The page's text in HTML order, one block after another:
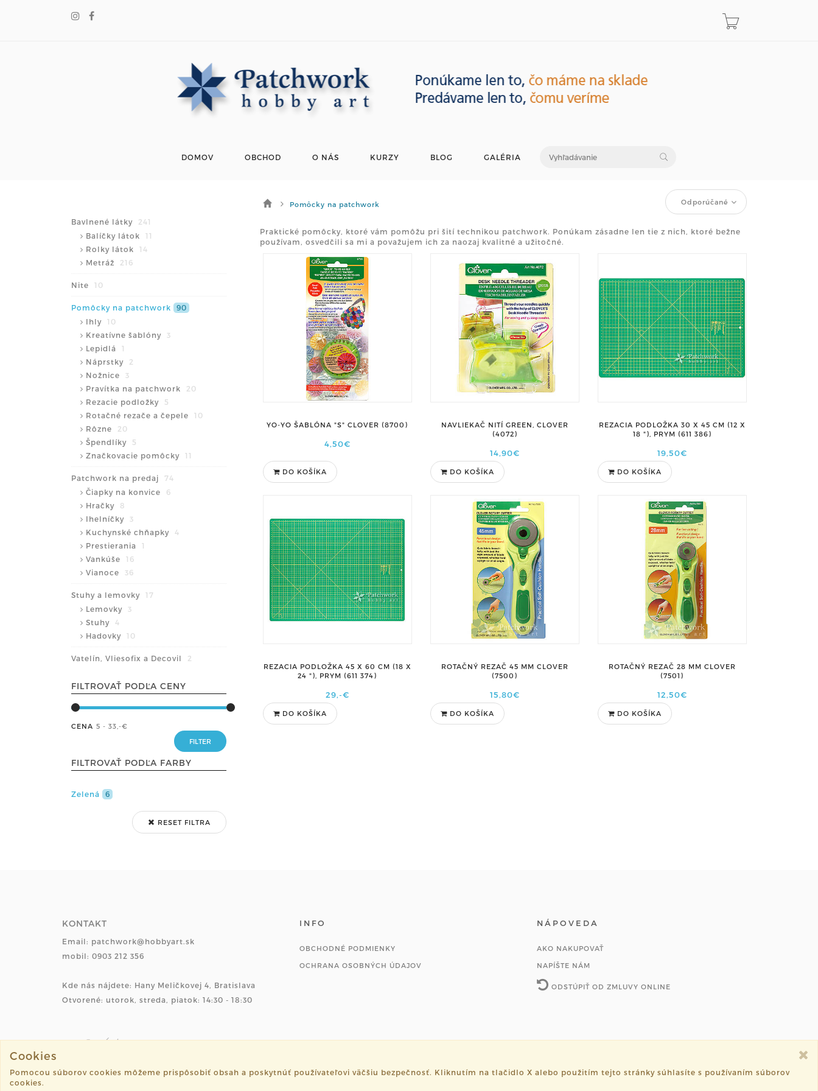
DOMOV OBCHOD O NÁS KURZY BLOG GALÉRIA
Bavlnené látky
241
Balíčky látok
11
Rolky látok
14
Metráž
216
Nite 10
Pomôcky na patchwork
90
Ihly
10
Kreatívne šablóny
3
Lepidlá
1
Náprstky
2
Nožnice
3
Pravítka na patchwork
20
Rezacie podložky
5
Rotačné rezače a čepele
10
Rôzne
20
Špendlíky
5
Značkovacie pomôcky
11
Patchwork na predaj
74
Čiapky na konvice
6
Hračky
8
Ihelníčky
3
Kuchynské chňapky
4
Prestierania
1
Vankúše
16
Vianoce
36
Stuhy a lemovky
17
Lemovky
3
Stuhy
4
Hadovky
10
Vatelín, Vliesofix a Decovil 2
FILTROVAŤ PODĽA CENY
CENA 5 - 33 ,-€
FILTROVAŤ PODĽA FARBY
Zelená 6
RESET FILTRA
Pomôcky na patchwork Odporúčané
Praktické pomôcky, ktoré vám pomôžu pri šití technikou patchwork. Ponúkam zásadne len tie z nich, ktoré bežne
používam, osvedčili sa mi a považujem ich za naozaj kvalitné a užitočné.
YO-YO ŠABLÓNA "S" CLOVER (8700)
4,50€
DO KOŠÍKA
NAVLIEKAČ NITÍ GREEN, CLOVER
(4072)
14,90€
DO KOŠÍKA
REZACIA PODLOŽKA 30 X 45 CM (12 X
18 "), PRYM (611 386)
19,50€
DO KOŠÍKA
REZACIA PODLOŽKA 45 X 60 CM (18 X
24 "), PRYM (611 374)
29,-€
DO KOŠÍKA
ROTAČNÝ REZAČ 45 MM CLOVER
(7500)
15,80€
DO KOŠÍKA
ROTAČNÝ REZAČ 28 MM CLOVER
(7501)
12,50€
DO KOŠÍKA
KONTAKT
Email: patchwork@hobbyart.sk
mobil: 0903 212 356
Kde nás nájdete: Hany Meličkovej 4, Bratislava
Otvorené: utorok, streda, piatok: 14:30 - 18:30
INFO
OBCHODNÉ PODMIENKY
OCHRANA OSOBNÝCH ÚDAJOV
NÁPOVEDA
AKO NAKUPOVAŤ
NAPÍŠTE NÁM
ODSTÚPIŤ OD ZMLUVY ONLINE
©2026 hobbyart.sk všetky práva vyhradené.
Cookies
Pomocou súborov cookies môžeme prispôsobiť obsah a poskytnúť používateľovi väčšiu bezpečnosť. Kliknutím na tlačidlo X alebo použitím tejto stránky súhlasíte s používaním súborov
cookies.